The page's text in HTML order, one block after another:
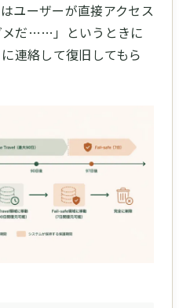
ユーザーが直接アクセス
メだ……」というときに
連絡して復旧してもら